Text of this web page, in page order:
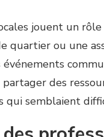
jouent un rôle
quartier ou une
partager des
semblaient